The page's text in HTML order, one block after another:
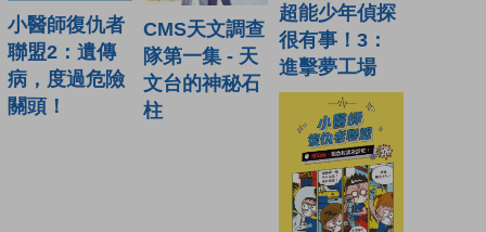
小醫師復仇者
聯盟2：遺傳
病，度過危險
關頭！
CMS天文調查
隊第一集 - 天
文台的神秘石
柱
超能少年偵探
很有事！3：
進擊夢工場